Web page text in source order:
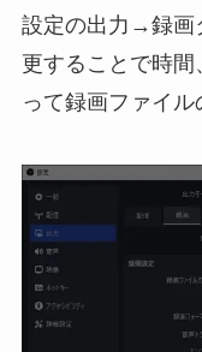
設定の出力→録画
更することで時間
って録画ファイ